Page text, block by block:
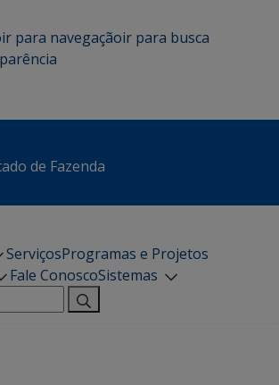
ir para navegaçãoir para busca
de Fazenda
ServiçosProgramas e Projetos
Fale ConoscoSistemas